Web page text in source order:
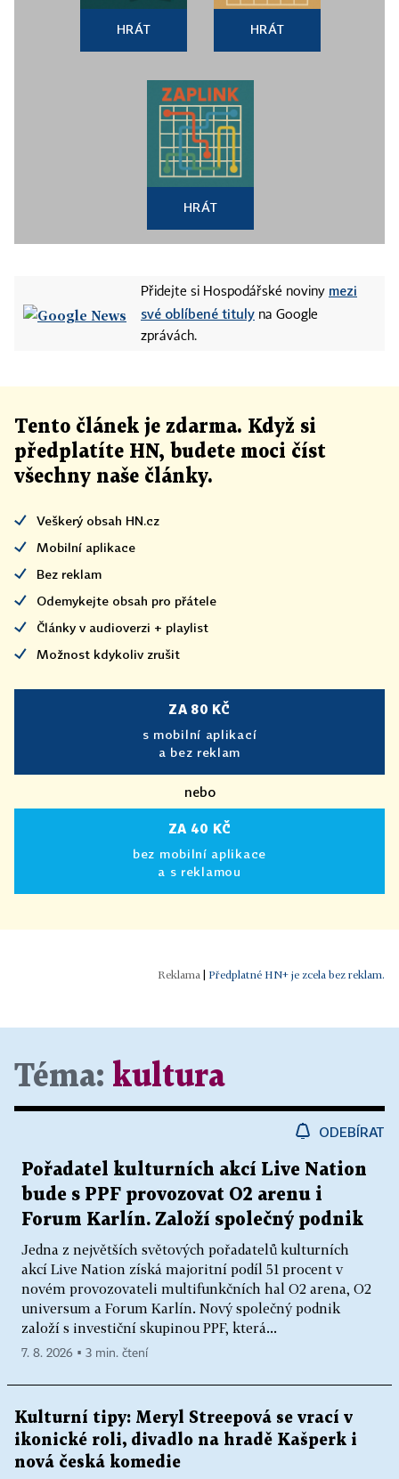
HRÁT HRÁT
HRÁT
Přidejte si Hospodářské noviny mezi
své oblíbené tituly na Google
zprávách.
Tento článek je zdarma. Když si
předplatíte HN, budete moci číst
všechny naše články.
Veškerý obsah HN.cz
Mobilní aplikace
Bez reklam
Odemykejte obsah pro přátele
Články v audioverzi + playlist
Možnost kdykoliv zrušit
ZA 80 KČ
s mobilní aplikací
a bez reklam
nebo
ZA 40 KČ
bez mobilní aplikace
a s reklamou
Předplatné HN+ je zcela bez reklam.
Téma: kultura
ODEBÍRAT
Pořadatel kulturních akcí Live Nation
bude s PPF provozovat O2 arenu i
Forum Karlín. Založí společný podnik
Jedna z největších světových pořadatelů kulturních
akcí Live Nation získá majoritní podíl 51 procent v
novém provozovateli multifunkčních hal O2 arena, O2
universum a Forum Karlín. Nový společný podnik
založí s investiční skupinou PPF, která...
7. 8. 2026 ▪ 3 min. čtení
Kulturní tipy: Meryl Streepová se vrací v
ikonické roli, divadlo na hradě Kašperk i
nová česká komedie